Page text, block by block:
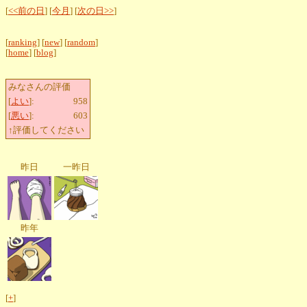
[<<前の日 ] [今月 ] [次の日>>]
[ranking] [new] [random]
[home] [blog]
みなさんの評価
[よい]:
958
[悪い]:
603
↑評価してください
昨日 一昨日
昨年
[+]